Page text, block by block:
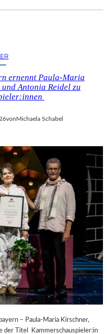
ernennt Paula-Maria
Antonia Reidel zu
von Michaela Schabel
– Paula-Maria Kirschner,
der Titel Kammerschauspieler:in